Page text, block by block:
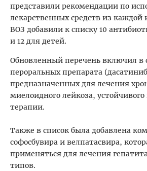
представили рекомендации по
лекарственных средств из каждой
ВОЗ добавили к списку 10
и 12 для детей.
Обновленный перечень включил в
пероральных препарата
предназначенных для лечения
миелоидного лейкоза,
терапии.
Также в список была добавлена
софосбувира и велпатасвира,
применяться для лечения
типов.